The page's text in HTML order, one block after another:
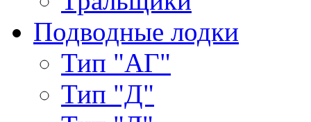
Подводные лодки
Тип "АГ"
Тип "Д"